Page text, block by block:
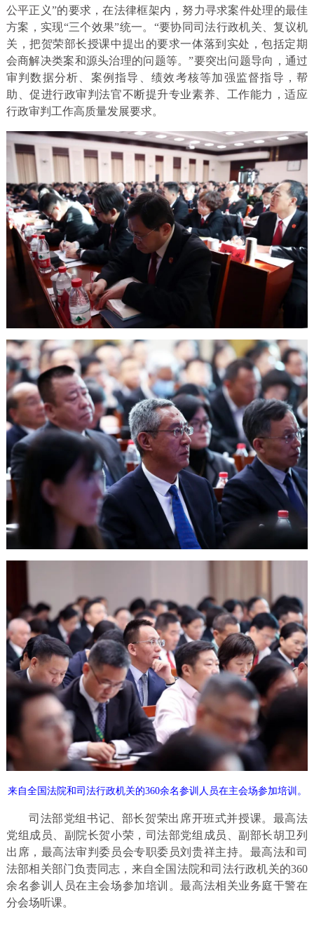
公平正义”的要求，在法律框架内，努力寻求案件处理的最佳
方案，实现“三个效果”统一。“要协同司法行政机关、复议机
关，把贺荣部长授课中提出的要求一体落到实处，包括定期
会商解决类案和源头治理的问题等。”要突出问题导向，通过
审判数据分析、案例指导、绩效考核等加强监督指导，帮
助、促进行政审判法官不断提升专业素养、工作能力，适应
行政审判工作高质量发展要求。
来自全国法院和司法行政机关的360余名参训人员在主会场参加培训。
司法部党组书记、部长贺荣出席开班式并授课。最高法
党组成员、副院长贺小荣，司法部党组成员、副部长胡卫列
出席，最高法审判委员会专职委员刘贵祥主持。最高法和司
法部相关部门负责同志，来自全国法院和司法行政机关的360
余名参训人员在主会场参加培训。最高法相关业务庭干警在
分会场听课。